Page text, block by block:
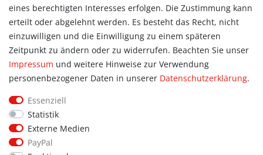
Allgemein
Kontakt
Datenschutzerklärung
AGB
Impressum
Informationen für Vereine
Informationen zur Beflockung
Newsletter-Anmeldung
eines berechtigten Interesses erfolgen. Die Zustimmung kann
erteilt oder abgelehnt werden. Es besteht das Recht, nicht
einzuwilligen und die Einwilligung zu einem späteren
Zeitpunkt zu ändern oder zu widerrufen. Beachten Sie unser
Impressum und weitere Hinweise zur Verwendung
personenbezogener Daten in unserer Daten­schutz­erklärung.
Essenziell
Statistik
Externe Medien
PayPal